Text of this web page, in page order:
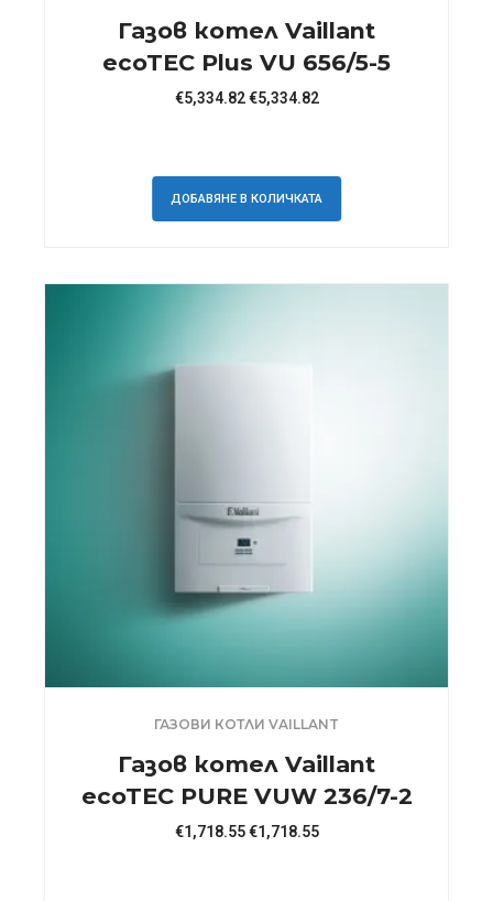
Газов котел Vaillant
ecoTEC Plus VU 656/5-5
€5,334.82 €5,334.82
ДОБАВЯНЕ В КОЛИЧКАТА
ГАЗОВИ КОТЛИ VAILLANT
Газов котел Vaillant
ecoTEC PURE VUW 236/7-2
€1,718.55 €1,718.55